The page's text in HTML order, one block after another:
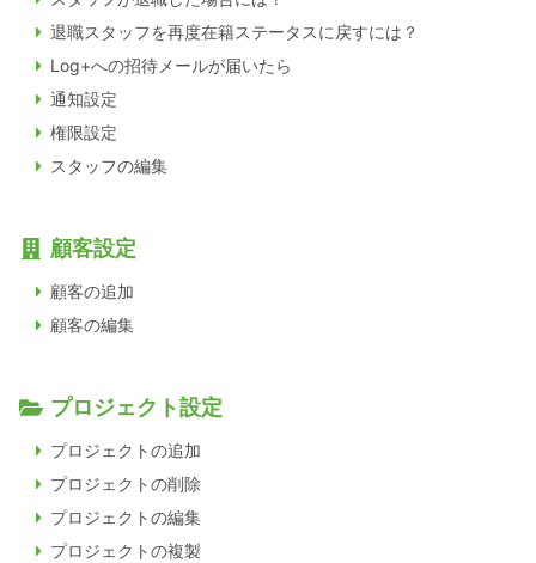
退職スタッフを再度在籍ステータスに戻すには？
Log+への招待メールが届いたら
通知設定
権限設定
スタッフの編集
顧客設定
顧客の追加
顧客の編集
プロジェクト設定
プロジェクトの追加
プロジェクトの削除
プロジェクトの編集
プロジェクトの複製